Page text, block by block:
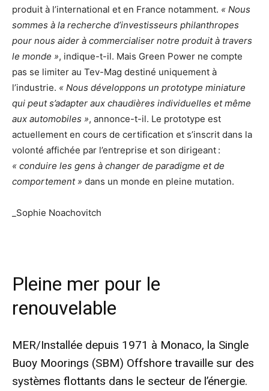
produit à l’international et en France notamment. « Nous
sommes à la recherche d’investisseurs philanthropes
pour nous aider à commercialiser notre produit à travers
le monde », indique-t-il. Mais Green Power ne compte
pas se limiter au Tev-Mag destiné uniquement à
l’industrie. « Nous développons un prototype miniature
qui peut s’adapter aux chaudières individuelles et même
aux automobiles », annonce-t-il. Le prototype est
actuellement en cours de certification et s’inscrit dans la
volonté affichée par l’entreprise et son dirigeant :
« conduire les gens à changer de paradigme et de
comportement » dans un monde en pleine mutation.
_Sophie Noachovitch
Pleine mer pour le
renouvelable
MER/Installée depuis 1971 à Monaco, la Single
Buoy Moorings (SBM) Offshore travaille sur des
systèmes flottants dans le secteur de l’énergie.